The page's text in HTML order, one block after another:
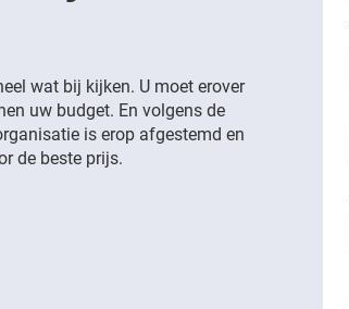
wat bij kijken. U moet erover
uw budget. En volgens de
is erop afgestemd en
de beste prijs.